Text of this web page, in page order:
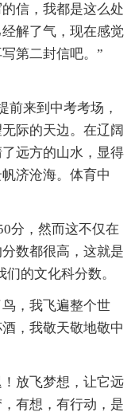
信，我都是这么处
解了气，现在感觉
第二封信吧。”
前来到中考考场，
际的天边。在辽阔
远方的山水，显得
济沧海。体育中
分，然而这不仅在
数都很高，这就是
的文化科分数。
，我飞遍整个世
，我敬天敬地敬中
放飞梦想，让它远
有想，有行动，是